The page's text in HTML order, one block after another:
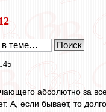
абсолютно за
А, если бывает, то